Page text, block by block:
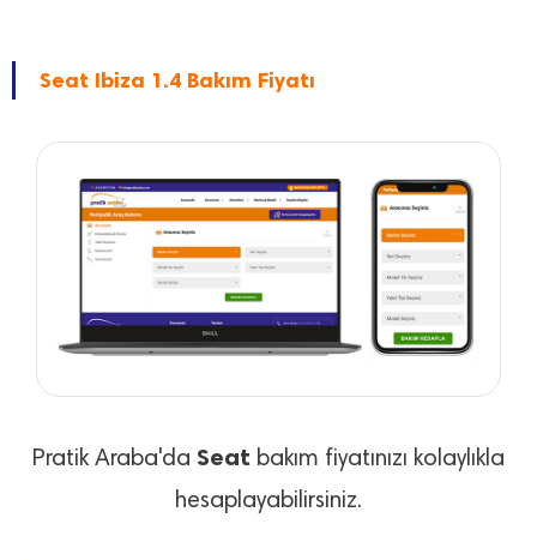
Seat Ibiza 1.4 Bakım Fiyatı
Pratik Araba'da Seat bakım fiyatınızı kolaylıkla
hesaplayabilirsiniz.